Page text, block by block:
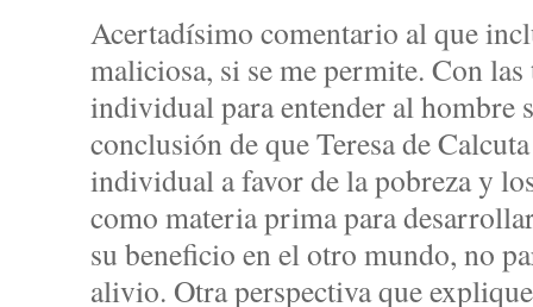
Acertadísimo comentario al que
maliciosa, si se me permite. Con
individual para entender al hombre
conclusión de que Teresa de
individual a favor de la pobreza y
como materia prima para
su beneficio en el otro mundo, no
alivio. Otra perspectiva que